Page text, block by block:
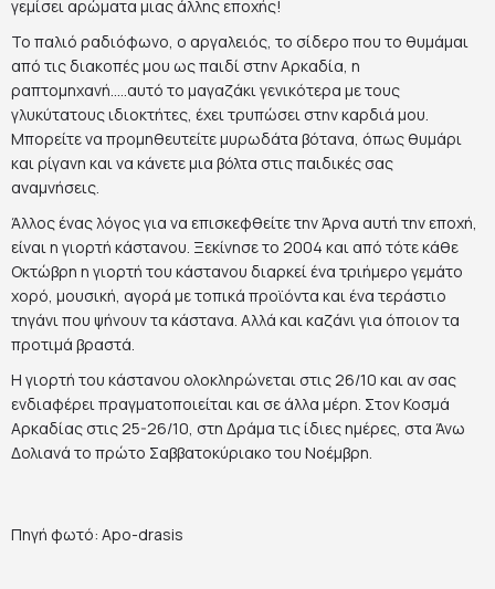
γεμίσει αρώματα μιας άλλης εποχής!
Το παλιό ραδιόφωνο, ο αργαλειός, το σίδερο που το θυμάμαι
από τις διακοπές μου ως παιδί στην Αρκαδία, η
ραπτομηχανή…..αυτό το μαγαζάκι γενικότερα με τους
γλυκύτατους ιδιοκτήτες, έχει τρυπώσει στην καρδιά μου.
Μπορείτε να προμηθευτείτε μυρωδάτα βότανα, όπως θυμάρι
και ρίγανη και να κάνετε μια βόλτα στις παιδικές σας
αναμνήσεις.
Άλλος ένας λόγος για να επισκεφθείτε την Άρνα αυτή την εποχή,
είναι η γιορτή κάστανου. Ξεκίνησε το 2004 και από τότε κάθε
Οκτώβρη η γιορτή του κάστανου διαρκεί ένα τριήμερο γεμάτο
χορό, μουσική, αγορά με τοπικά προϊόντα και ένα τεράστιο
τηγάνι που ψήνουν τα κάστανα. Αλλά και καζάνι για όποιον τα
προτιμά βραστά.
Η γιορτή του κάστανου ολοκληρώνεται στις 26/10 και αν σας
ενδιαφέρει πραγματοποιείται και σε άλλα μέρη. Στον Κοσμά
Αρκαδίας στις 25-26/10, στη Δράμα τις ίδιες ημέρες, στα Άνω
Δολιανά το πρώτο Σαββατοκύριακο του Νοέμβρη.
Πηγή φωτό: Apo-drasis